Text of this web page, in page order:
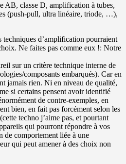
AB, classe D, amplification à tubes,
(push-pull, ultra linéaire, triode, …),
techniques d’amplification pourraient
Ne faites pas comme eux !: Notre
sur un critère technique interne de
composants embarqués). Car en
jamais rien. Ni en niveau de qualité,
si certains pensent avoir identifié
de contre-exemples, en
bien, en fait pas forcément selon les
techno j’aime pas, et pourtant
qui pourront répondre à vos
de comportement liée à une
qui peut amener à des choix non